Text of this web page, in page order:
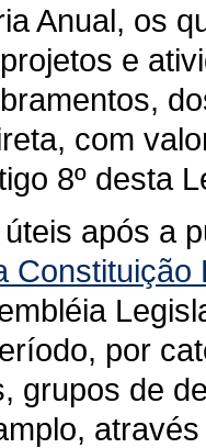
Anual, os
e
com
8º desta
após a
Constituição
por
grupos de